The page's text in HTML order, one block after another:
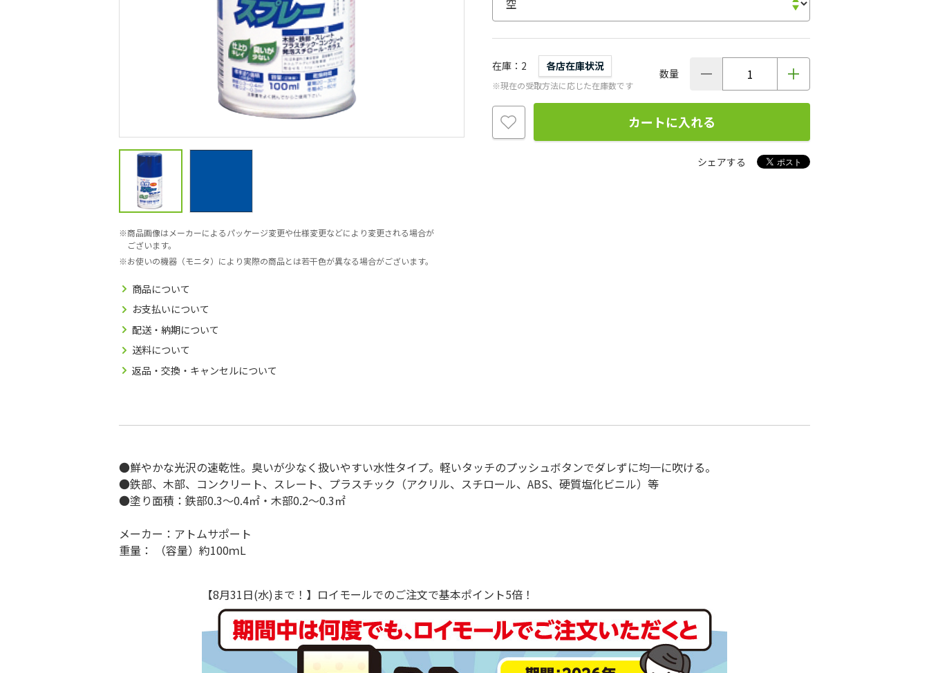
商品画像はメーカーによるパッケージ変更や仕様変更などにより変更される場合が
ございます。
お使いの機器（モニタ）により実際の商品とは若干色が異なる場合がございます。
商品について
お支払いについて
配送・納期について
送料について
返品・交換・キャンセルについて
在庫 2 各店在庫状況
※現在の受取方法に応じた在庫数です
数量
カートに入れる
シェアする
●鮮やかな光沢の速乾性。臭いが少なく扱いやすい水性タイプ。軽いタッチのプッシュボタンでダレずに均一に吹ける。
●鉄部、木部、コンクリート、スレート、プラスチック（アクリル、スチロール、ABS、硬質塩化ビニル）等
●塗り面積：鉄部0.3～0.4㎡・木部0.2～0.3㎡
メーカー：アトムサポート
重量： （容量）約100ｍL
【8月31日(水)まで！】ロイモールでのご注文で基本ポイント5倍！